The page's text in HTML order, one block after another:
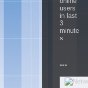
---